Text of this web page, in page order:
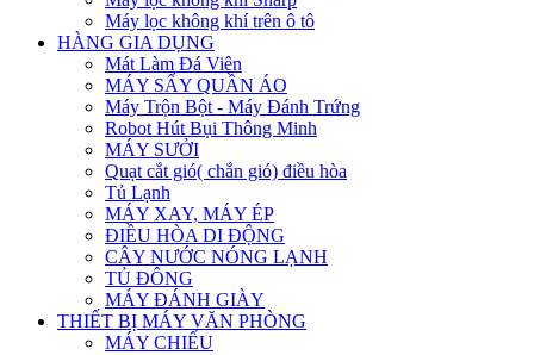
Máy lọc không khí trên ô tô
HÀNG GIA DỤNG
Mát Làm Đá Viên
MÁY SẤY QUẦN ÁO
Máy Trộn Bột - Máy Đánh Trứng
Robot Hút Bụi Thông Minh
MÁY SƯỞI
Quạt cắt gió( chắn gió) điều hòa
Tủ Lạnh
MÁY XAY, MÁY ÉP
ĐIỀU HÒA DI ĐỘNG
CÂY NƯỚC NÓNG LẠNH
TỦ ĐÔNG
MÁY ĐÁNH GIÀY
THIẾT BỊ MÁY VĂN PHÒNG
MÁY CHIẾU